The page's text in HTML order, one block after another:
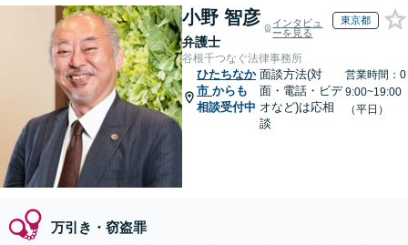
小野 智彦
弁護士
インタビュ
ーを見る
東京都
谷根千つなぐ法律事務所
ひたちなか
市 からも
相談受付中
面談方法(対
面・電話・ビデ
オなど)は応相
談
営業時間：0
9:00~19:00
（平日）
万引き・窃盗罪